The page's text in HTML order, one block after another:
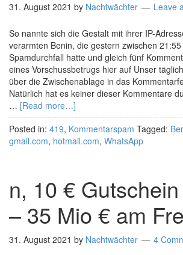
31. August 2021 by Nachtwächter Leave
So nannte sich die Gestalt mit ihrer IP-
verarmten Benin, die gestern zwischen
Spamdurchfall hatte und gleich fünf
eines Vorschussbetrugs hier auf Unser
über die Zwischenablage in das
Natürlich hat es keiner dieser Kommentare
… [Read more…]
Posted in: 419, Kommentarspam Tagged:
gmail.com, hotmail.com, WhatsApp
n, 10 €
– 35 Mio € am
31. August 2021 by Nachtwächter 4